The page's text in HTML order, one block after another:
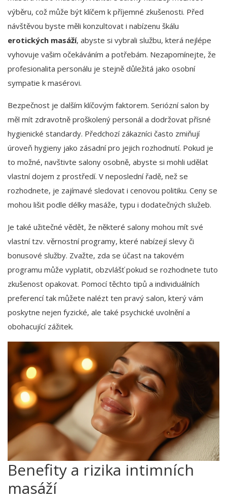
výběru, což může být klíčem k příjemné zkušenosti. Před
návštěvou byste měli konzultovat i nabízenu škálu
erotických masáží, abyste si vybrali službu, která nejlépe
vyhovuje vašim očekáváním a potřebám. Nezapomínejte, že
profesionalita personálu je stejně důležitá jako osobní
sympatie k masérovi.
Bezpečnost je dalším klíčovým faktorem. Seriózní salon by
měl mít zdravotně proškolený personál a dodržovat přísné
hygienické standardy. Předchozí zákazníci často zmiňují
úroveň hygieny jako zásadní pro jejich rozhodnutí. Pokud je
to možné, navštivte salony osobně, abyste si mohli udělat
vlastní dojem z prostředí. V neposlední řadě, než se
rozhodnete, je zajímavé sledovat i cenovou politiku. Ceny se
mohou lišit podle délky masáže, typu i dodatečných služeb.
Je také užitečné vědět, že některé salony mohou mít své
vlastní tzv. věrnostní programy, které nabízejí slevy či
bonusové služby. Zvažte, zda se účast na takovém
programu může vyplatit, obzvlášť pokud se rozhodnete tuto
zkušenost opakovat. Pomocí těchto tipů a individuálních
preferencí tak můžete nalézt ten pravý salon, který vám
poskytne nejen fyzické, ale také psychické uvolnění a
obohacující zážitek.
Benefity a rizika intimních
masáží